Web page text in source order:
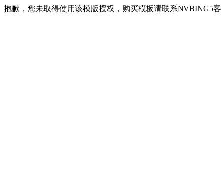
抱歉，您未取得使用该模版授权，购买模板请联系NVBING5客